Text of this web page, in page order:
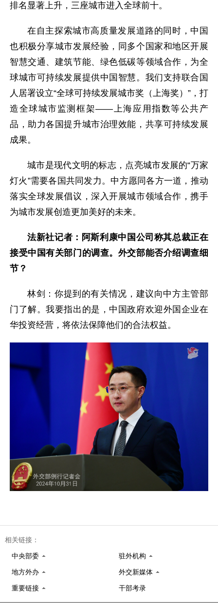
排名显著上升，三座城市进入全球前十。
在自主探索城市高质量发展道路的同时，中国
也积极分享城市发展经验，同多个国家和地区开展
智慧交通、建筑节能、绿色低碳等领域合作，为全
球城市可持续发展提供中国智慧。我们支持联合国
人居署设立“全球可持续发展城市奖（上海奖）”，打
造全球城市监测框架——上海应用指数等公共产
品，助力各国提升城市治理效能，共享可持续发展
成果。
城市是现代文明的标志，点亮城市发展的“万家
灯火”需要各国共同发力。中方愿同各方一道，推动
落实全球发展倡议，深入开展城市领域合作，携手
为城市发展创造更加美好的未来。
法新社记者：阿斯利康中国公司称其总裁正在
接受中国有关部门的调查。外交部能否介绍调查细
节？
林剑：你提到的有关情况，建议向中方主管部
门了解。我要指出的是，中国政府欢迎外国企业在
华投资经营，将依法保障他们的合法权益。
相关链接：
中央部委 驻外机构
地方外办 外交新媒体
重要链接 干部考录